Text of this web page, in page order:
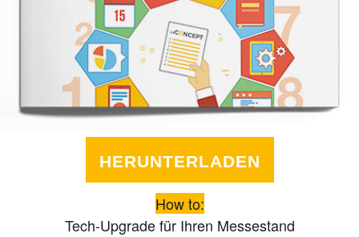
HERUNTERLADEN
How to:
Tech-Upgrade für Ihren Messestand